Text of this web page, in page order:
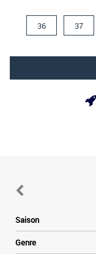
36 37
Saison
Genre